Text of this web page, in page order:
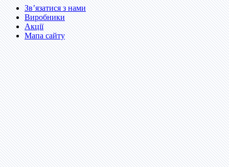
Зв’язатися з нами
Виробники
Акції
Мапа сайту